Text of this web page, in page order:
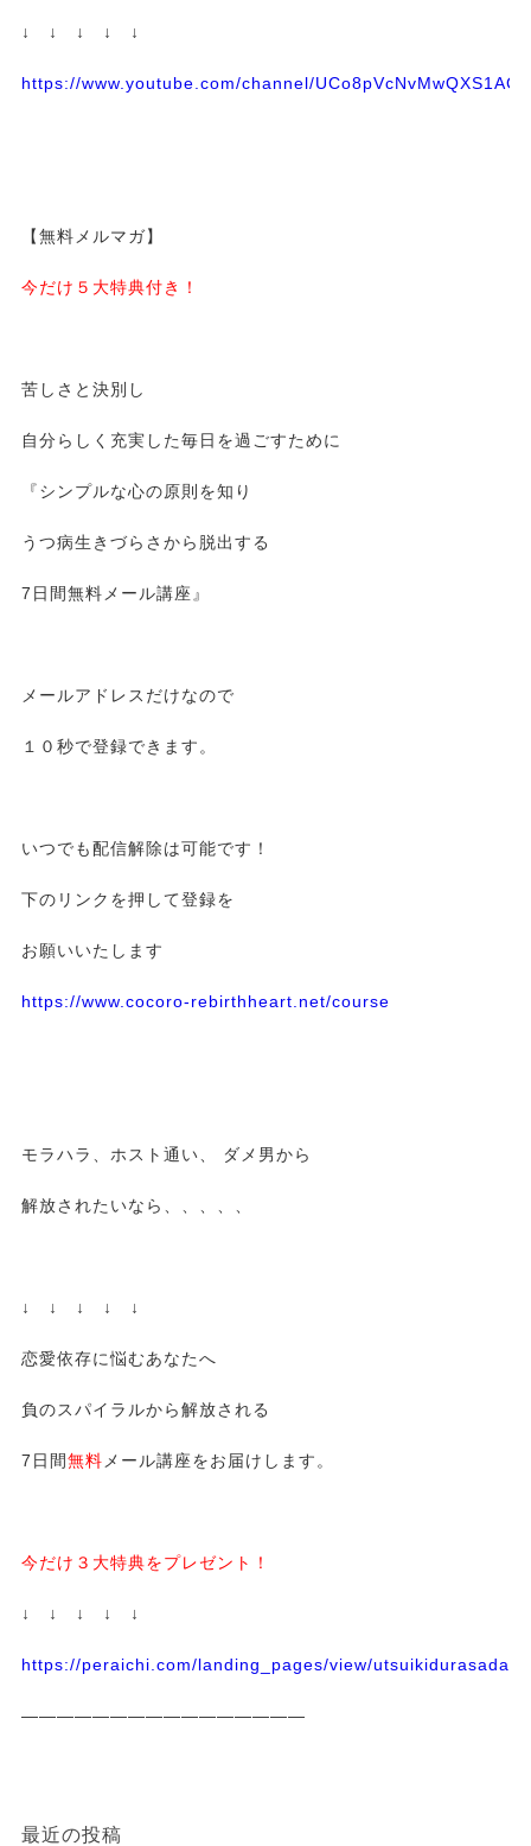
↓ ↓ ↓ ↓ ↓
https://www.youtube.com/channel/
【無料メルマガ】
今だけ５大特典付き！
苦しさと決別し
自分らしく充実した毎日を過ごすために
『シンプルな心の原則を知り
うつ病生きづらさから脱出する
7日間無料メール講座』
メールアドレスだけなので
１０秒で登録できます。
いつでも配信解除は可能です！
下のリンクを押して登録を
お願いいたします
https://www.cocoro-rebirthheart.net/course
モラハラ、ホスト通い、 ダメ男から
解放されたいなら、、、、、
↓ ↓ ↓ ↓ ↓
恋愛依存に悩むあなたへ
負のスパイラルから解放される
7日間無料 メール講座をお届けします。
今だけ３大特典をプレゼント！
↓ ↓ ↓ ↓ ↓
https://peraichi.com/landing_pages/view/
————————————————
最近の投稿